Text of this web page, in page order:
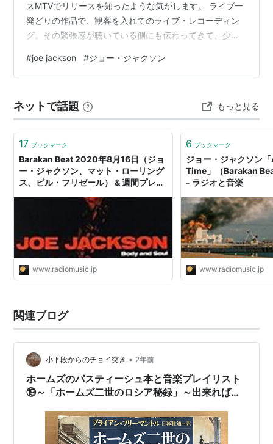
スMTVでリリースを知ったような気がします。 ライブ一
発どりの作品で、観客を入れてのライブ・レコーディン
グ。その緊張感が聴いている側にも伝わってきて、少々
ン・クリアリーがライブでゆるりとMCをして、その後臨
場感で盛り上がっていくタイプのものとは対極にある手
らくは「一発どり」にこだわったんだろうと思います
し、劇場の音の広がりも欲しかった。しかしながら、そ
の記録はその場の雰囲気も一緒にパッケージ…
#joe jackson #ジョー・ジャクソン
ネットで話題 もっと見る
17 ブックマーク
Barakan Beat 2020年8月16日（ジョ
ー・ジャクソン、マット・ローリング
ス、ビル・フリゼール） & 週間プレイ
www.radiomusic.jp
6 ブックマーク
ジョー・ジャクソン
Time」（Barakan
- ラジオと音楽
www.radiomusic.jp
関連ブログ
小下段からのチョイ突き • 2年前
ホームズのパスティーシュ本と音楽プレイリスト
⑲～「ホームズ二世のロシア秘録」～出来れば次